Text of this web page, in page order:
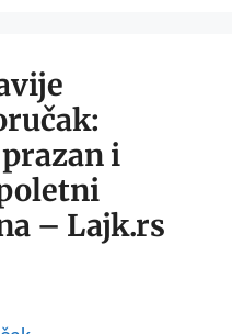
i
– Lajk.rs